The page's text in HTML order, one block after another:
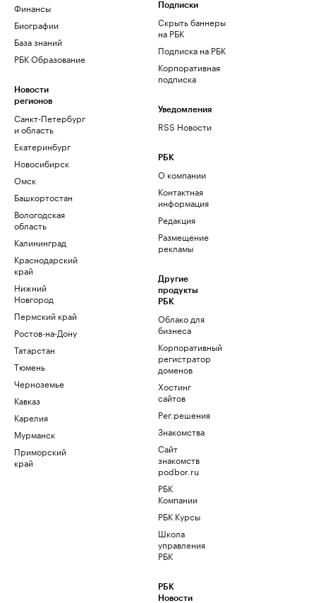
Финансы
Биографии
База знаний
РБК Образование
Новости
регионов
Санкт-Петербург
и область
Екатеринбург
Новосибирск
Омск
Башкортостан
Вологодская
область
Калининград
Краснодарский
край
Нижний
Новгород
Пермский край
Ростов-на-Дону
Татарстан
Тюмень
Черноземье
Кавказ
Карелия
Мурманск
Приморский
край
Подписки
Скрыть баннеры
на РБК
Подписка на РБК
Корпоративная
подписка
Уведомления
RSS Новости
РБК
О компании
Контактная
информация
Редакция
Размещение
рекламы
Другие
продукты
РБК
Облако для
бизнеса
Корпоративный
регистратор
доменов
Хостинг
сайтов
Рег.решения
Знакомства
Сайт
знакомств
podbor.ru
РБК
Компании
РБК Курсы
Школа
управления
РБК
РБК
Новости